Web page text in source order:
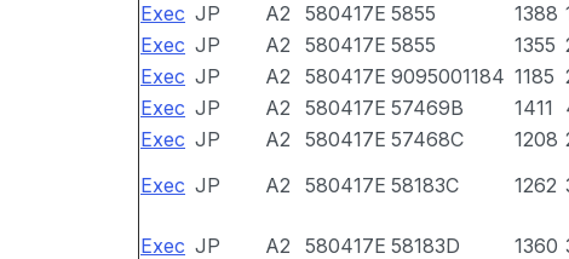
Exec JP A2 580417E 5855 1388
Exec JP A2 580417E 5855 1355
Exec JP A2 580417E 9095001184 1185
Exec JP A2 580417E 57469B 1411
Exec JP A2 580417E 57468C 1208
Exec JP A2 580417E 58183C 1262
Exec JP A2 580417E 58183D 1360